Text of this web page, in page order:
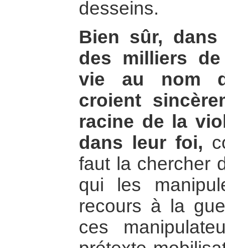
desseins.
Bien sûr,
des milliers
vie au nom
croient
racine de la
dans leur foi,
faut la chercher
qui les
recours à la
ces